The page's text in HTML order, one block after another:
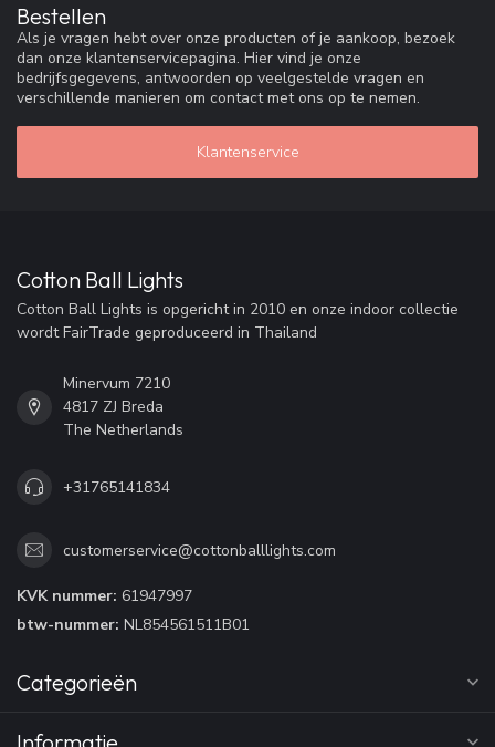
Bestellen
Als je vragen hebt over onze producten of je aankoop, bezoek
dan onze klantenservicepagina. Hier vind je onze
bedrijfsgegevens, antwoorden op veelgestelde vragen en
verschillende manieren om contact met ons op te nemen.
Klantenservice
Cotton Ball Lights
Cotton Ball Lights is opgericht in 2010 en onze indoor collectie
wordt FairTrade geproduceerd in Thailand
Minervum 7210
4817 ZJ Breda
The Netherlands
+31765141834
customerservice@cottonballlights.com
KVK nummer: 61947997
btw-nummer: NL854561511B01
Categorieën